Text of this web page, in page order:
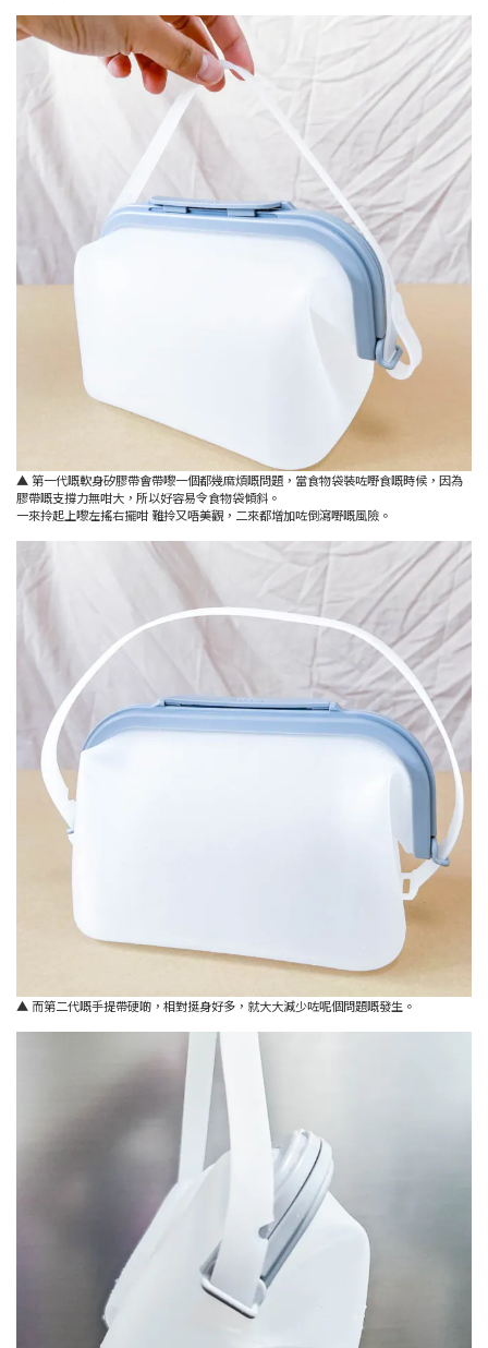
▲ 第一代嘅軟身矽膠帶會帶嚟一個都幾麻煩嘅問題，當食物袋裝咗嘢食嘅時候，因為
膠帶嘅支撐力無咁大，所以好容易令食物袋傾斜。
一來拎起上嚟左搖右擺咁 難拎又唔美觀，二來都增加咗倒瀉嘢嘅風險。
▲ 而第二代嘅手提帶硬啲，相對挺身好多，就大大減少咗呢個問題嘅發生。